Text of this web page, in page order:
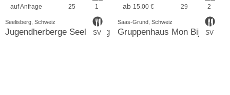
auf Anfrage 25 1
SV
Seelisberg, Schweiz
Jugendherberge Seelisberg
ab 15.00 € 29 2
SV
Saas-Grund, Schweiz
Gruppenhaus Mon Bijou